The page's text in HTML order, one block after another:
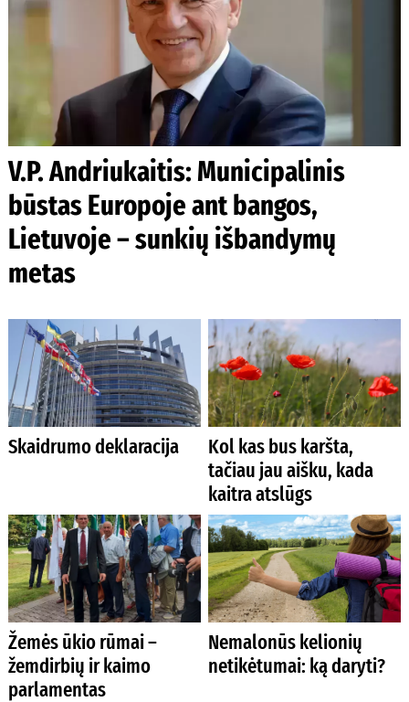
V.P. Andriukaitis: Municipalinis
būstas Europoje ant bangos,
Lietuvoje – sunkių išbandymų
metas
Skaidrumo deklaracija
Kol kas bus karšta,
tačiau jau aišku, kada
kaitra atslūgs
Žemės ūkio rūmai –
žemdirbių ir kaimo
parlamentas
Nemalonūs kelionių
netikėtumai: ką daryti?